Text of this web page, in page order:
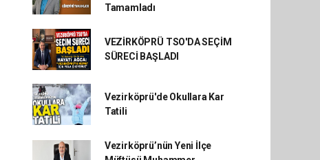
Tamamladı
VEZİRKÖPRÜ TSO'DA SEÇİM
SÜRECİ BAŞLADI
Vezirköprü'de Okullara Kar
Tatili
Vezirköprü’nün Yeni İlçe